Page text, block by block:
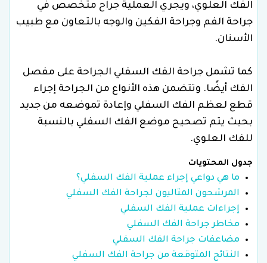
الفك العلوي، ويجري العملية جراح متخصص في
جراحة الفم وجراحة الفكين والوجه بالتعاون مع طبيب
الأسنان.
كما تشمل جراحة الفك السفلي الجراحة على مفصل
الفك أيضًا. وتتضمن هذه الأنواع من الجراحة إجراء
قطع لعظم الفك السفلي وإعادة تموضعه من جديد
بحيث يتم تصحيح موضع الفك السفلي بالنسبة
للفك العلوي.
جدول المحتويات
ما هي دواعي إجراء عملية الفك السفلي؟
المرشحون المثاليون لجراحة الفك السفلي
إجراءات عملية الفك السفلي
مخاطر جراحة الفك السفلي
مضاعفات جراحة الفك السفلي
النتائج المتوقعة من جراحة الفك السفلي